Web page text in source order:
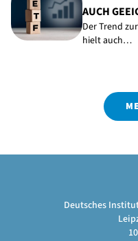
AUCH
Der Trend
hielt auch…
Deutsches